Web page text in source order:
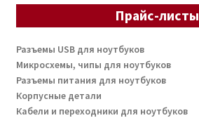
Прайс-листы
Разъемы USB для ноутбуков
Микросхемы, чипы для ноутбуков
Разъемы питания для ноутбуков
Корпусные детали
Кабели и переходники для ноутбуков